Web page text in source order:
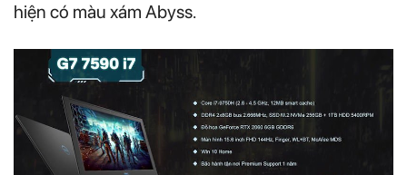
hiện có màu xám Abyss.